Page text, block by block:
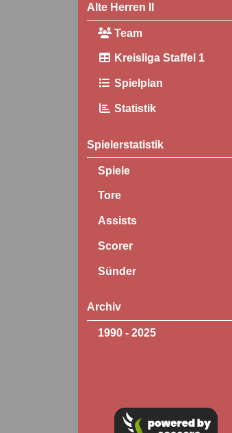
Alte Herren II
Team
Kreisliga Staffel 1
Spielplan
Statistik
Spielerstatistik
Spiele
Tore
Assists
Scorer
Sünder
Archiv
1990 - 2025